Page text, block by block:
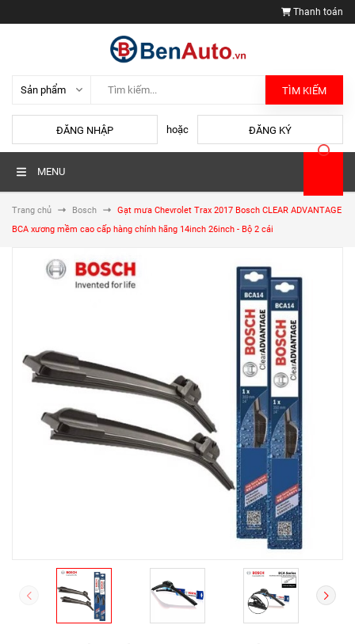
Thanh toán
TÌM KIẾM
ĐĂNG NHẬP hoặc ĐĂNG KÝ
MENU
Trang chủ Bosch
Gạt mưa Chevrolet Trax 2017 Bosch CLEAR ADVANTAGE
BCA xương mềm cao cấp hàng chính hãng 14inch 26inch - Bộ 2 cái